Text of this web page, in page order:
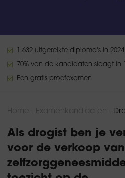
1.632 uitgereikte diploma's in 2024
70% van de kandidaten slaagt in
Een gratis proefexamen
- -
Als drogist ben je
voor de verkoop van